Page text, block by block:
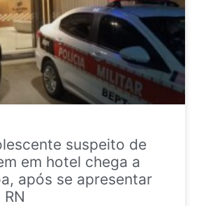
suspeito de
em hotel chega a
após se apresentar